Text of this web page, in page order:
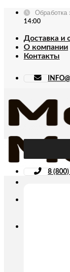
Skip
Обработка
14:00
Доставка и
О компании
Контакты
8